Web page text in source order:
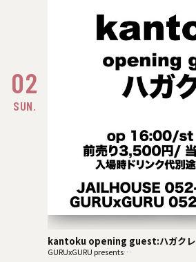
02
SUN.
kantoku opening guest:ハガクレ
GURUxGURU presents